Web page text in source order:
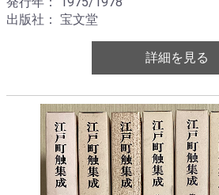
出版社： 宝文堂
詳細を見る